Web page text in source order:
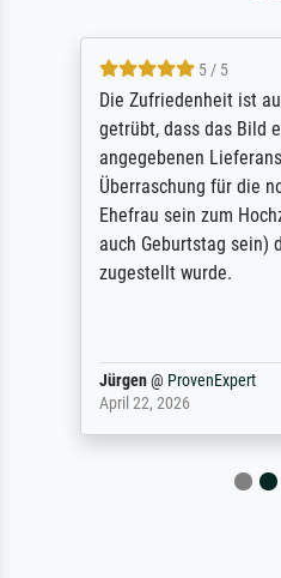
5 / 5
Die Zufriedenheit ist
getrübt, dass das Bild
angegebenen
Überraschung für die
Ehefrau sein zum
auch Geburtstag sein)
zugestellt wurde.
Jürgen@ ProvenExpert
April 22, 2026